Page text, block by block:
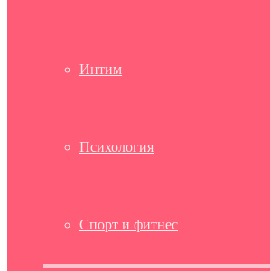
Интим
Психология
Спорт и фитнес